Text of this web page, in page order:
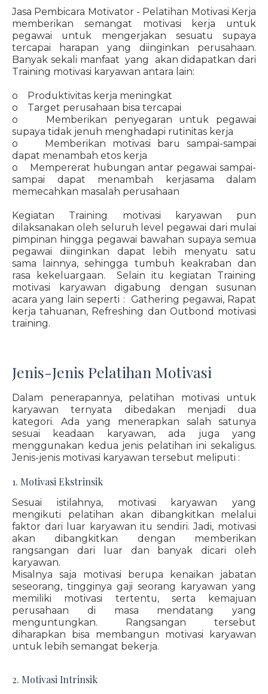
Jasa Pembicara Motivator - Pelatihan Motivasi Kerja
memberikan semangat motivasi kerja untuk
pegawai untuk mengerjakan sesuatu supaya
tercapai harapan yang diinginkan perusahaan.
Banyak sekali manfaat yang akan didapatkan dari
Training motivasi karyawan antara lain:
o Produktivitas kerja meningkat
o Target perusahaan bisa tercapai
o Memberikan penyegaran untuk pegawai
supaya tidak jenuh menghadapi rutinitas kerja
o Memberikan motivasi baru sampai-sampai
dapat menambah etos kerja
o Mempererat hubungan antar pegawai sampai-
sampai dapat menambah kerjasama dalam
memecahkan masalah perusahaan
Kegiatan Training motivasi karyawan pun
dilaksanakan oleh seluruh level pegawai dari mulai
pimpinan hingga pegawai bawahan supaya semua
pegawai diinginkan dapat lebih menyatu satu
sama lainnya, sehingga tumbuh keakraban dan
rasa kekeluargaan. Selain itu kegiatan Training
motivasi karyawan digabung dengan susunan
acara yang lain seperti : Gathering pegawai, Rapat
kerja tahuanan, Refreshing dan Outbond motivasi
training.
Jenis-Jenis Pelatihan Motivasi
Dalam penerapannya, pelatihan motivasi untuk
karyawan ternyata dibedakan menjadi dua
kategori. Ada yang menerapkan salah satunya
sesuai keadaan karyawan, ada juga yang
menggunakan kedua jenis pelatihan ini sekaligus.
Jenis-jenis motivasi karyawan tersebut meliputi :
1. Motivasi Ekstrinsik
Sesuai istilahnya, motivasi karyawan yang
mengikuti pelatihan akan dibangkitkan melalui
faktor dari luar karyawan itu sendiri. Jadi, motivasi
akan dibangkitkan dengan memberikan
rangsangan dari luar dan banyak dicari oleh
karyawan.
Misalnya saja motivasi berupa kenaikan jabatan
seseorang, tingginya gaji seorang karyawan yang
memiliki motivasi tertentu, serta kemajuan
perusahaan di masa mendatang yang
menguntungkan. Rangsangan tersebut
diharapkan bisa membangun motivasi karyawan
untuk lebih semangat bekerja.
2. Motivasi Intrinsik